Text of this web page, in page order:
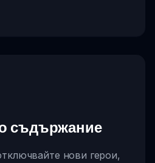
съдържание
нови герои,